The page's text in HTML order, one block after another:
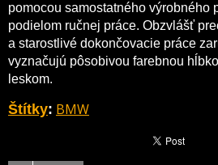
pomocou samostatného výrobného
podielom ručnej práce. Obzvlášť
a starostlivé dokončovacie práce
vyznačujú pôsobivou farebnou
leskom.
Štítky: BMW